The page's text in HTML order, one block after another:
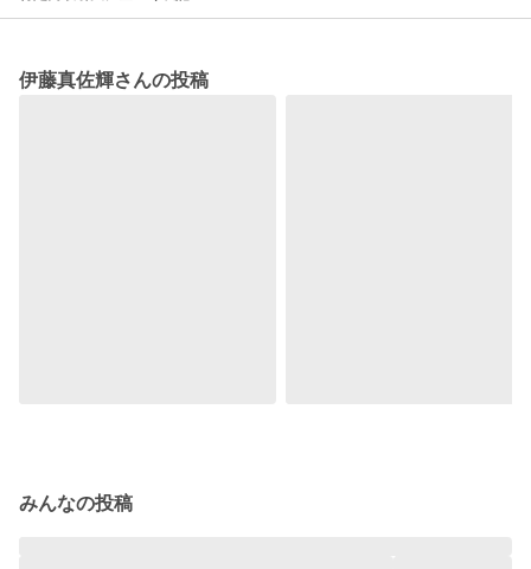
伊藤真佐輝さんの投稿
みんなの投稿